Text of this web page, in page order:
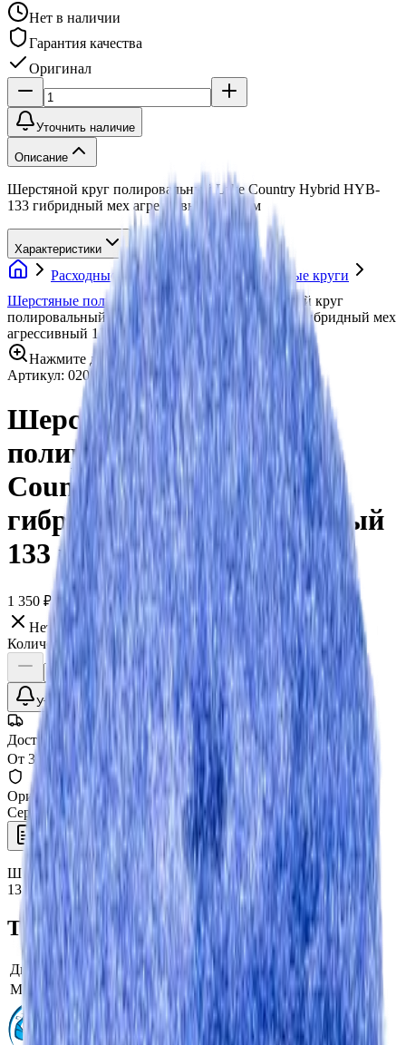
Нет в наличии
Гарантия качества
Оригинал
Уточнить наличие
Описание
Шерстяной круг полировальный Lake Country Hybrid HYB-
133 гибридный мех агрессивный 133 мм
Характеристики
Расходные материалы
Полировальные круги
Шерстяные полировальные круги
Шерстяной круг
полировальный Lake Country Hybrid HYB-133 гибридный мех
агрессивный 133 мм
Нажмите для увеличения
Артикул: 020053 Бренд: Lake Country
Шерстяной круг
полировальный Lake
Country Hybrid HYB-133
гибридный мех агрессивный
133 мм
1 350 ₽
Нет в наличии
Количество:
Уточнить наличие
Доставка СДЭК
От 350₽ по России
Оригинал 100%
Сертифицированный товар
Описание Характеристики
Шерстяной круг полировальный Lake Country Hybrid HYB-
133 гибридный мех агрессивный 133 мм
Технические характеристики
Диаметр
133
Материал мехового круга
гибридный мех